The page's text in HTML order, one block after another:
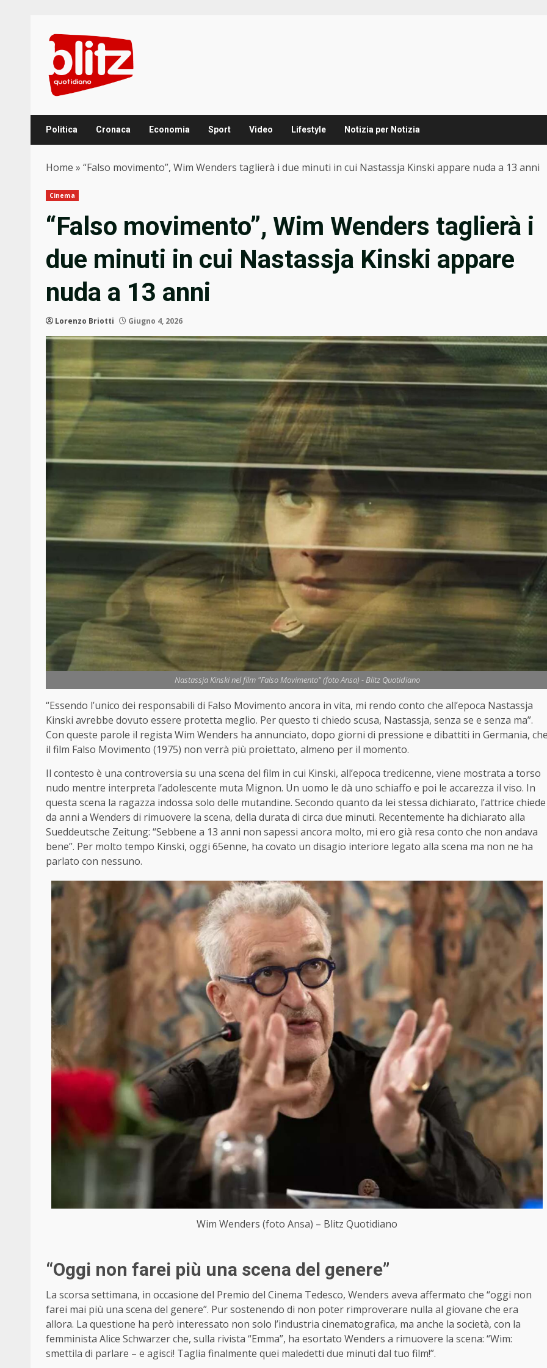
content
Politica Cronaca Economia Sport Video Lifestyle Notizia per Notizia
Home » “Falso movimento”, Wim Wenders taglierà i due minuti in cui Nastassja Kinski appare nuda a 13 anni
Cinema
“Falso movimento”, Wim Wenders taglierà i
due minuti in cui Nastassja Kinski appare
nuda a 13 anni
Lorenzo Briotti Giugno 4, 2026
Nastassja Kinski nel film "Falso Movimento" (foto Ansa) - Blitz Quotidiano
“Essendo l’unico dei responsabili di Falso Movimento ancora in vita, mi rendo conto che all’epoca Nastassja
Kinski avrebbe dovuto essere protetta meglio. Per questo ti chiedo scusa, Nastassja, senza se e senza ma”.
Con queste parole il regista Wim Wenders ha annunciato, dopo giorni di pressione e dibattiti in Germania,
il film Falso Movimento (1975) non verrà più proiettato, almeno per il momento.
Il contesto è una controversia su una scena del film in cui Kinski, all’epoca tredicenne, viene mostrata a torso
nudo mentre interpreta l’adolescente muta Mignon. Un uomo le dà uno schiaffo e poi le accarezza il viso. In
questa scena la ragazza indossa solo delle mutandine. Secondo quanto da lei stessa dichiarato, l’attrice chiede
da anni a Wenders di rimuovere la scena, della durata di circa due minuti. Recentemente ha dichiarato alla
Sueddeutsche Zeitung: “Sebbene a 13 anni non sapessi ancora molto, mi ero già resa conto che non andava
bene”. Per molto tempo Kinski, oggi 65enne, ha covato un disagio interiore legato alla scena ma non ne ha
parlato con nessuno.
Wim Wenders (foto Ansa) – Blitz Quotidiano
“Oggi non farei più una scena del genere”
La scorsa settimana, in occasione del Premio del Cinema Tedesco, Wenders aveva affermato che “oggi non
farei mai più una scena del genere”. Pur sostenendo di non poter rimproverare nulla al giovane che era
allora. La questione ha però interessato non solo l’industria cinematografica, ma anche la società, con la
femminista Alice Schwarzer che, sulla rivista “Emma”, ha esortato Wenders a rimuovere la scena: “Wim:
smettila di parlare – e agisci! Taglia finalmente quei maledetti due minuti dal tuo film!”.